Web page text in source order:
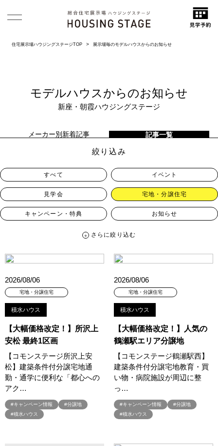
住宅展示場ハウジングステージTOP 展示場毎のモデルハウスからのお知らせ
モデルハウスからのお知らせ
新座・朝霞ハウジングステージ
メーカー別新着記事 記事一覧
絞り込み
すべて イベント
見学会 宅地・分譲住宅
キャンペーン・特典 お知らせ
さらに絞り込む
カテゴリー
すべて 宅地・分譲住宅
キャンペーン・特典
ハッシュタグ
##スウェーデンハウス ＃キャンペーン ＃イベント
##スウェーデンハウス ＃内覧会 ＃イベント ##一斉現場見学会
##一斉現場見学会 #完成現場 #スウェーデンハウスの分譲住宅
#,ライフプランン #1000万円プレゼントキャンペーン #100年住宅
#2026年カレンダー #20時から見学 #2世帯住宅
#3/28（木）NEW OPEN #3F建て
2026/08/06
宅地・分譲住宅
積水ハウス
【大幅価格改定！】所沢上
安松 最終1区画
【コモンステージ所沢上安
松】建築条件付分譲宅地通
勤・通学に便利な「都心への
アク…
#キャンペーン情報
#分譲地
#積水ハウス
2026/08/06
宅地・分譲住宅
積水ハウス
【大幅価格改定！】人気の
鶴瀬駅エリア分譲地
【コモンステージ鶴瀬駅西】
建築条件付分譲宅地教育・買
い物・病院施設が周辺に整
っ…
#キャンペーン情報
#分譲地
#積水ハウス